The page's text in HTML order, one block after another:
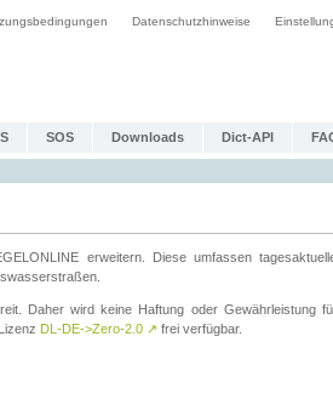
Datenschutzhinweise
SOS Downloads Dict-API
erweitern. Diese umfassen
Daher wird keine Haftung oder Gewährleistung
DL-DE->Zero-2.0 ↗ frei verfügbar.